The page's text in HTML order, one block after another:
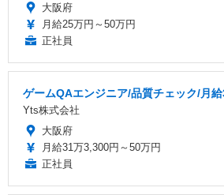
大阪府
月給25万円～50万円
正社員
ゲームQAエンジニア/品質チェック/月
Yts株式会社
大阪府
月給31万3,300円～50万円
正社員